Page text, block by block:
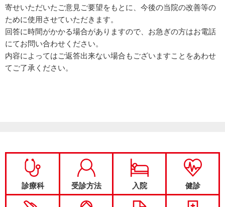
寄せいただいたご意見ご要望をもとに、今後の当院の改善等の
ために使用させていただきます。
回答に時間がかかる場合がありますので、お急ぎの方はお電話
にてお問い合わせください。
内容によってはご返答出来ない場合もございますことをあわせ
てご了承ください。
診療科 受診方法 入院 健診